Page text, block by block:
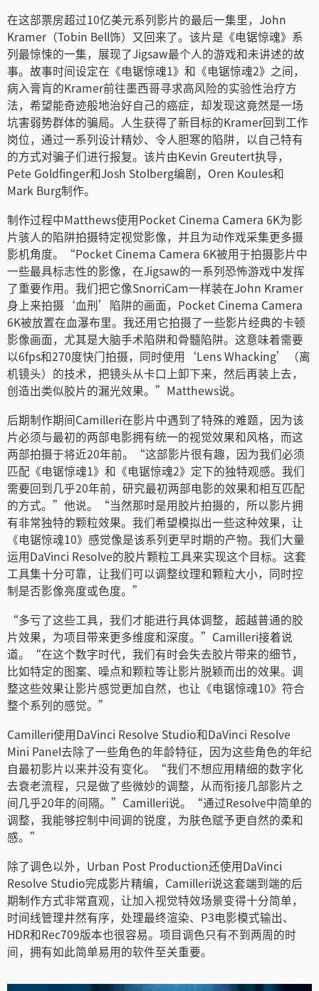
Malaysia
Netherlands
New Zealand
Norway
Poland
Portugal
Singapore
South Africa
Spain
Sweden
中华台北
Turkey
UAE
Ukraine
United Kingdom
United States
在这部票房超过10亿美元系列影片的最后一集里，John
Kramer（Tobin Bell饰）又回来了。该片是《电锯惊魂》系
列最惊悚的一集，展现了Jigsaw最个人的游戏和未讲述的故
事。故事时间设定在《电锯惊魂1》和《电锯惊魂2》之间，
病入膏肓的Kramer前往墨西哥寻求高风险的实验性治疗方
法，希望能奇迹般地治好自己的癌症，却发现这竟然是一场
坑害弱势群体的骗局。人生获得了新目标的Kramer回到工作
岗位，通过一系列设计精妙、令人胆寒的陷阱，以自己特有
的方式对骗子们进行报复。该片由Kevin Greutert执导，
Pete Goldfinger和Josh Stolberg编剧，Oren Koules和
Mark Burg制作。
制作过程中Matthews使用Pocket Cinema Camera 6K为影
片骇人的陷阱拍摄特定视觉影像，并且为动作戏采集更多摄
影机角度。“Pocket Cinema Camera 6K被用于拍摄影片中
一些最具标志性的影像，在Jigsaw的一系列恐怖游戏中发挥
了重要作用。我们把它像SnorriCam一样装在John Kramer
身上来拍摄‘血刑’陷阱的画面，Pocket Cinema Camera
6K被放置在血瀑布里。我还用它拍摄了一些影片经典的卡顿
影像画面，尤其是大脑手术陷阱和骨髓陷阱。这意味着需要
以6fps和270度快门拍摄，同时使用‘Lens Whacking’（离
机镜头）的技术，把镜头从卡口上卸下来，然后再装上去，
创造出类似胶片的漏光效果。”Matthews说。
后期制作期间Camilleri在影片中遇到了特殊的难题，因为该
片必须与最初的两部电影拥有统一的视觉效果和风格，而这
两部拍摄于将近20年前。“这部影片很有趣，因为我们必须
匹配《电锯惊魂1》和《电锯惊魂2》定下的独特观感。我们
需要回到几乎20年前，研究最初两部电影的效果和相互匹配
的方式。”他说。“当然那时是用胶片拍摄的，所以影片拥
有非常独特的颗粒效果。我们希望模拟出一些这种效果，让
《电锯惊魂10》感觉像是该系列更早时期的产物。我们大量
运用DaVinci Resolve的胶片颗粒工具来实现这个目标。这套
工具集十分可靠，让我们可以调整纹理和颗粒大小，同时控
制是否影像亮度或色度。”
“多亏了这些工具，我们才能进行具体调整，超越普通的胶
片效果，为项目带来更多维度和深度。”Camilleri接着说
道。“在这个数字时代，我们有时会失去胶片带来的细节，
比如特定的图案、噪点和颗粒等让影片脱颖而出的效果。调
整这些效果让影片感觉更加自然，也让《电锯惊魂10》符合
整个系列的感觉。”
Camilleri使用DaVinci Resolve Studio和DaVinci Resolve
Mini Panel去除了一些角色的年龄特征，因为这些角色的年纪
自最初影片以来并没有变化。“我们不想应用精细的数字化
去衰老流程，只是做了些微妙的调整，从而衔接几部影片之
间几乎20年的间隔。”Camilleri说。“通过Resolve中简单的
调整，我能够控制中间调的锐度，为肤色赋予更自然的柔和
感。”
除了调色以外，Urban Post Production还使用DaVinci
Resolve Studio完成影片精编，Camilleri说这套端到端的后
期制作方式非常直观，让加入视觉特效场景变得十分简单，
时间线管理井然有序，处理最终渲染、P3电影模式输出、
HDR和Rec709版本也很容易。项目调色只有不到两周的时
间，拥有如此简单易用的软件至关重要。